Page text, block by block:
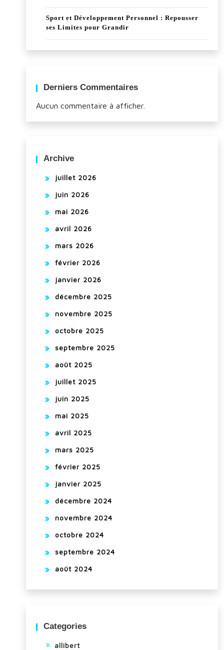
Sport et Développement Personnel : Repousser
ses Limites pour Grandir
Derniers Commentaires
Aucun commentaire à afficher.
Archive
juillet 2026
juin 2026
mai 2026
avril 2026
mars 2026
février 2026
janvier 2026
décembre 2025
novembre 2025
octobre 2025
septembre 2025
août 2025
juillet 2025
juin 2025
mai 2025
avril 2025
mars 2025
février 2025
janvier 2025
décembre 2024
novembre 2024
octobre 2024
septembre 2024
août 2024
Categories
allibert